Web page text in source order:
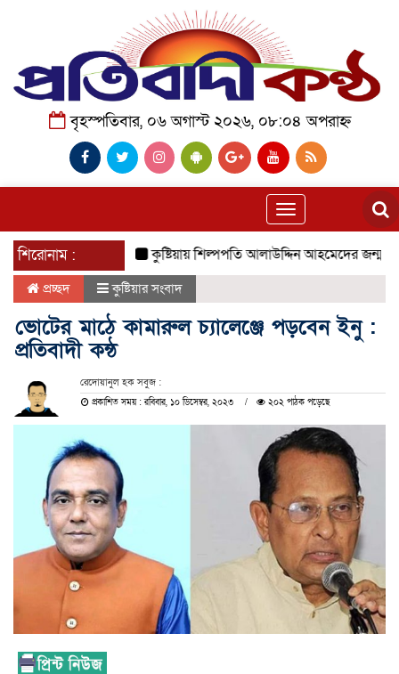
বৃহস্পতিবার, ০৬ অগাস্ট ২০২৬, ০৮:০৪ অপরাহ্ন
Toggle
navigation
শিরোনাম : কুষ্টিয়ায় শিল্পপতি আলাউদ্দিন আহমেদের জন্মদিনে
প্রচ্ছদ কুষ্টিয়ার সংবাদ
ভোটের মাঠে কামারুল চ্যালেঞ্জে পড়বেন ইনু :
প্রতিবাদী কন্ঠ
রেদোয়ানুল হক সবুজ :
প্রকাশিত সময় : রবিবার, ১০ ডিসেম্বর, ২০২৩ ২০২ পাঠক পড়েছে